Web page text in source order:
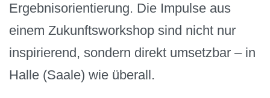
Ergebnisorientierung. Die Impulse aus
einem Zukunftsworkshop sind nicht nur
inspirierend, sondern direkt umsetzbar – in
Halle (Saale) wie überall.